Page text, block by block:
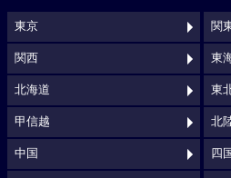
東京 関
関西 東
北海道 東
甲信越 北
中国 四